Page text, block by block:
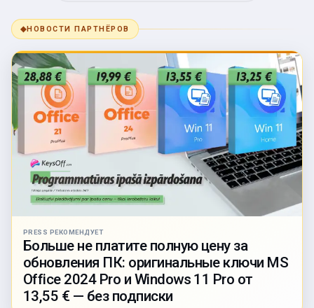
◆НОВОСТИ ПАРТНЁРОВ
PRESS РЕКОМЕНДУЕТ
Больше не платите полную цену за
обновления ПК: оригинальные ключи MS
Office 2024 Pro и Windows 11 Pro от
13,55 € — без подписки